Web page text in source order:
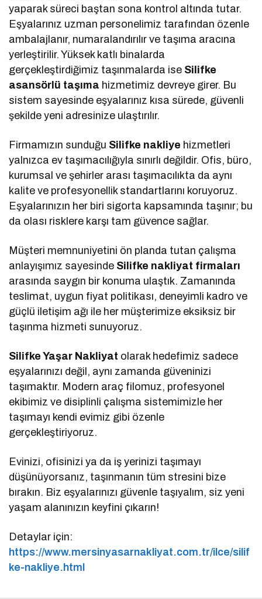
yaparak süreci baştan sona kontrol altında tutar.
Eşyalarınız uzman personelimiz tarafından özenle
ambalajlanır, numaralandırılır ve taşıma aracına
yerleştirilir. Yüksek katlı binalarda
gerçekleştirdiğimiz taşınmalarda ise Silifke
asansörlü taşıma hizmetimiz devreye girer. Bu
sistem sayesinde eşyalarınız kısa sürede, güvenli
şekilde yeni adresinize ulaştırılır.
Firmamızın sunduğu Silifke nakliye hizmetleri
yalnızca ev taşımacılığıyla sınırlı değildir. Ofis, büro,
kurumsal ve şehirler arası taşımacılıkta da aynı
kalite ve profesyonellik standartlarını koruyoruz.
Eşyalarınızın her biri sigorta kapsamında taşınır; bu
da olası risklere karşı tam güvence sağlar.
Müşteri memnuniyetini ön planda tutan çalışma
anlayışımız sayesinde Silifke nakliyat firmaları
arasında saygın bir konuma ulaştık. Zamanında
teslimat, uygun fiyat politikası, deneyimli kadro ve
güçlü iletişim ağı ile her müşterimize eksiksiz bir
taşınma hizmeti sunuyoruz.
Silifke Yaşar Nakliyat olarak hedefimiz sadece
eşyalarınızı değil, aynı zamanda güveninizi
taşımaktır. Modern araç filomuz, profesyonel
ekibimiz ve disiplinli çalışma sistemimizle her
taşımayı kendi evimiz gibi özenle
gerçekleştiriyoruz.
Evinizi, ofisinizi ya da iş yerinizi taşımayı
düşünüyorsanız, taşınmanın tüm stresini bize
bırakın. Biz eşyalarınızı güvenle taşıyalım, siz yeni
yaşam alanınızın keyfini çıkarın!
Detaylar için:
https://www.mersinyasarnakliyat.com.tr/ilce/silif
ke-nakliye.html